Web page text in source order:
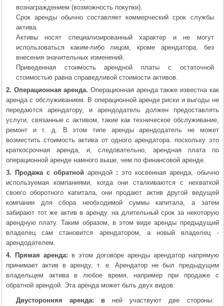
вознаграждением (возможность покупки).
Срок аренды обычно составляет коммерческий срок службы
актива.
Активы носят специализированный характер и не могут
использоваться каким-либо лицом, кроме арендатора, без
внесения значительных изменений.
Приведенная стоимость арендной платы с остаточной
стоимостью равна справедливой стоимости активов.
2. Операционная аренда. Операционная аренда также известна как
аренда с обслуживанием. В операционной аренде риски и выгоды не
передаются арендатору, и арендодатель должен предоставлять
услуги, связанные с активом, такие как техническое обслуживание,
ремонт и т. д. В этом типе аренды арендодатель не может
возместить стоимость актива от одного арендатора. поскольку это
краткосрочная аренда, и, следовательно, арендная плата по
операционной аренде намного выше, чем по финансовой аренде.
3. Продажа с обратной арендой : это косвенная аренда, обычно
используемая компаниями, когда они сталкиваются с нехваткой
своего оборотного капитала, они продают актив другой ведущей
компании для сбора необходимой суммы капитала, а затем
забирают тот же актив в аренду. на длительный срок за некоторую
арендную плату. Таким образом, в этом виде аренды предыдущий
владелец сам становится арендатором, а новый владелец -
арендодателем.
4. Прямая аренда: в этом договоре аренды арендатор напрямую
принимает актив в аренду, т. е. Арендатор не был предыдущим
владельцем актива в любое время, например при продаже с
обратной арендой. Эта аренда может быть двух видов:
Двусторонняя аренда: в ней участвуют две стороны: